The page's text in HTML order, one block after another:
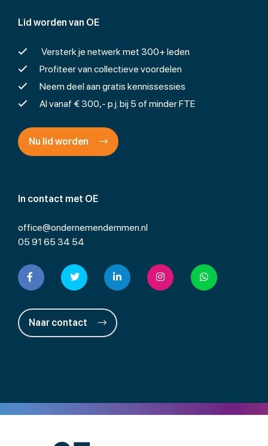
In contact met OE
office@ondernemendemmen.nl
05 91 65 34 54
Naar contact
Lid worden van OE
Versterk je netwerk met 300+ leden
Profiteer van collectieve voordelen
Neem deel aan gratis kennissessies
Al vanaf € 300,- p.j. bij 5 of minder FTE
Nu lid worden